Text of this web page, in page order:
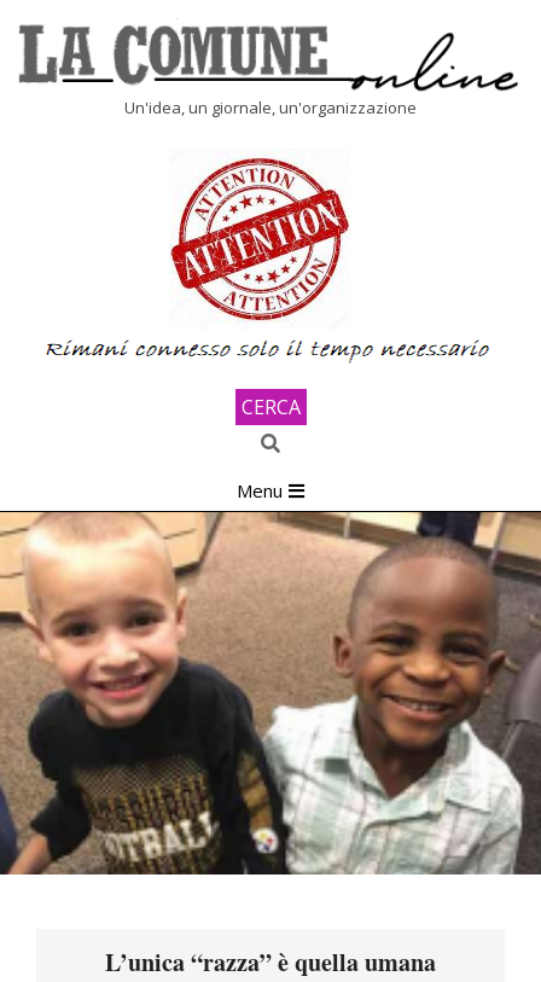
content
Un'idea, un giornale, un'organizzazione
CERCA
Search
Navigation
Menu
Menu
L’unica “razza” è quella umana